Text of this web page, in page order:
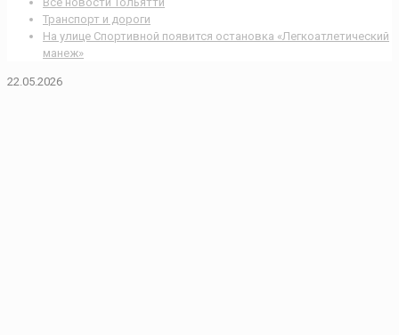
Транспорт и дороги
На улице Спортивной появится остановка «Легкоатлетический
манеж»
22.05.2026